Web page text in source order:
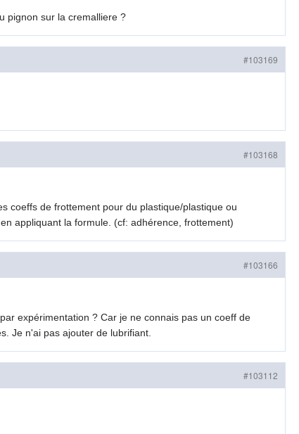
pignon sur la cremalliere ?
#103169
#103168
coeffs de frottement pour du plastique/plastique ou
appliquant la formule. (cf: adhérence, frottement)
#103166
expérimentation ? Car je ne connais pas un coeff de
Je n'ai pas ajouter de lubrifiant.
#103112